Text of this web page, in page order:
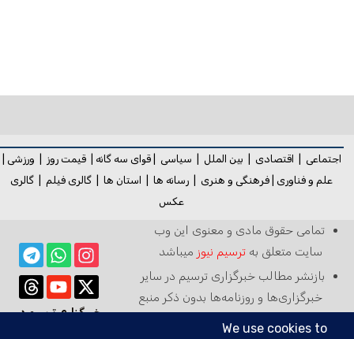
اجتماعی اقتصادی بین الملل سیاسی |قوای سه گانه |قیمت روز ورزشی
علم و فناوری
فرهنگی و هنری رسانه ها استان ها گالری فیلم
گالری
عکس
تمامی حقوق مادی و معنوی این وب
سایت متعلق به ترسیم نیوز میباشد
بازنشر مطالب خبرگزاری ترسیم در سایر
خبرگزاری‌ها و روزنامه‌ها بدون ذکر منبع
خبرگزاری ترسیم در